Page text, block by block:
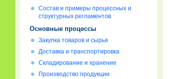
Состав и примеры процессных и
структурных регламентов
Основные процессы
Закупка товаров и сырья
Доставка и транспортировка
Складирование и хранение
Производство продукции